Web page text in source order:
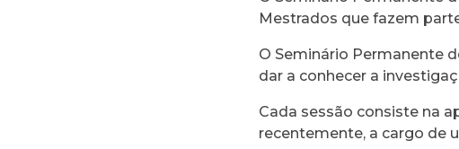
Mestrados que fazem
O Seminário Permanente
dar a conhecer a
Cada sessão consiste na
recentemente, a cargo de